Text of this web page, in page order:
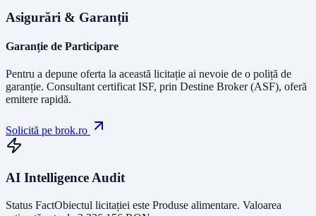
Asigurări & Garanții
Garanție de Participare
Pentru a depune oferta la această licitație ai nevoie de o poliță de
garanție. Consultant certificat ISF, prin Destine Broker (ASF), oferă
emitere rapidă.
Solicită pe brok.ro
AI Intelligence Audit
Status FactObiectul licitației este Produse alimentare. Valoarea